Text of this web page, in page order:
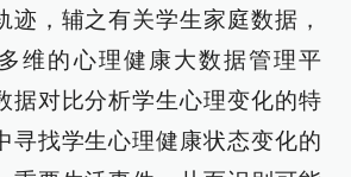
迹，辅之有关学生家庭数据，
维的心理健康大数据管理平
据对比分析学生心理变化的特
寻找学生心理健康状态变化的